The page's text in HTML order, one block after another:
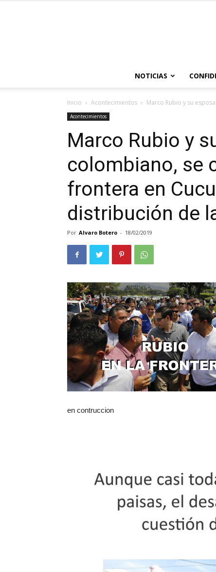
NOTICIAS
Inicio Acontecimientos Marco Rubio y su
Acontecimientos
Marco Rubio y
colombiano, se
frontera en
distribución de
Por Alvaro Botero - 18/02/2019
en contruccion